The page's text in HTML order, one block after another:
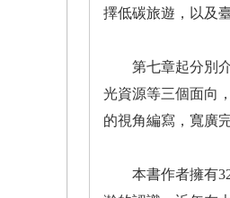
擇低碳旅遊，以及
第七章起分別介
光資源等三個面向
的視角編寫，寬廣
本書作者擁有32